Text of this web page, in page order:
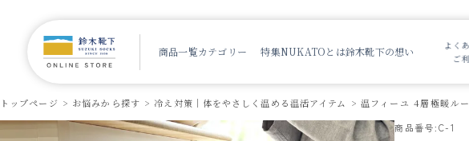
商品一覧カテゴリー 特集NUKATOとは鈴木靴下の想い
よく
ご
トップページ お悩みから探す 冷え対策｜体をやさしく温める温活アイテム
温フィーユ 4層極暖ル
商品番号 C-1